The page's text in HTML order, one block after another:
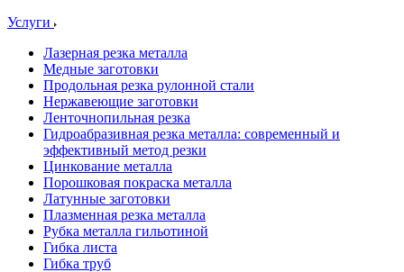
Услуги
Лазерная резка металла
Медные заготовки
Продольная резка рулонной стали
Нержавеющие заготовки
Ленточнопильная резка
Гидроабразивная резка металла: современный и
эффективный метод резки
Цинкование металла
Порошковая покраска металла
Латунные заготовки
Плазменная резка металла
Рубка металла гильотиной
Гибка листа
Гибка труб